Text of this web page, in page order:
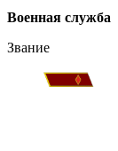
Военная служба
Звание